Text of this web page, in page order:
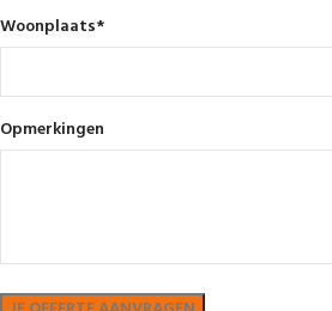
Woonplaats*
Opmerkingen